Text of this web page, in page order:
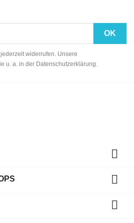
widerrufen. Unsere
u. a. in der Datenschutzerklärung.


